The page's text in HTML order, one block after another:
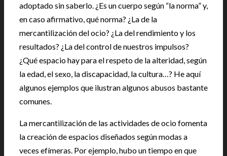
adoptado sin saberlo. ¿Es un cuerpo según “la norma” y,
en caso afirmativo, qué norma? ¿La de la
mercantilización del ocio? ¿La del rendimiento y los
resultados? ¿La del control de nuestros impulsos?
¿Qué espacio hay para el respeto de la alteridad, según
la edad, el sexo, la discapacidad, la cultura…? He aquí
algunos ejemplos que ilustran algunos abusos bastante
comunes.
La mercantilización de las actividades de ocio fomenta
la creación de espacios diseñados según modas a
veces efímeras. Por ejemplo, hubo un tiempo en que